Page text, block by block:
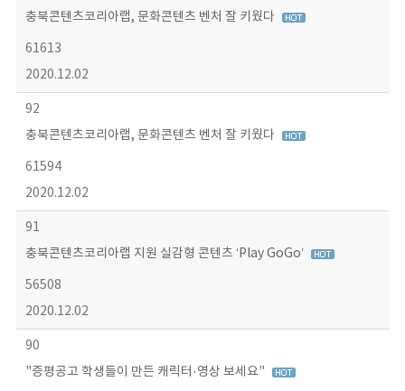
충북콘텐츠코리아랩, 문화콘텐츠 벤처 잘 키웠다
61613
2020.12.02
92
충북콘텐츠코리아랩, 문화콘텐츠 벤처 잘 키웠다
61594
2020.12.02
91
충북콘텐츠코리아랩 지원 실감형 콘텐츠 ‘Play GoGo’
56508
2020.12.02
90
"증평공고 학생들이 만든 캐릭터·영상 보세요"